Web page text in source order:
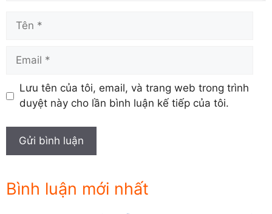
Tên
Email
Lưu tên của tôi, email, và trang web trong trình
duyệt này cho lần bình luận kế tiếp của tôi.
Bình luận mới nhất